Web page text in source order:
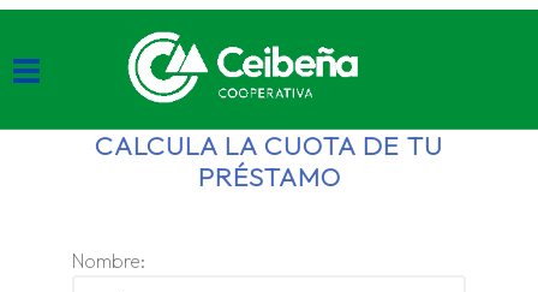
CALCULA LA CUOTA DE TU
PRÉSTAMO
Nombre: